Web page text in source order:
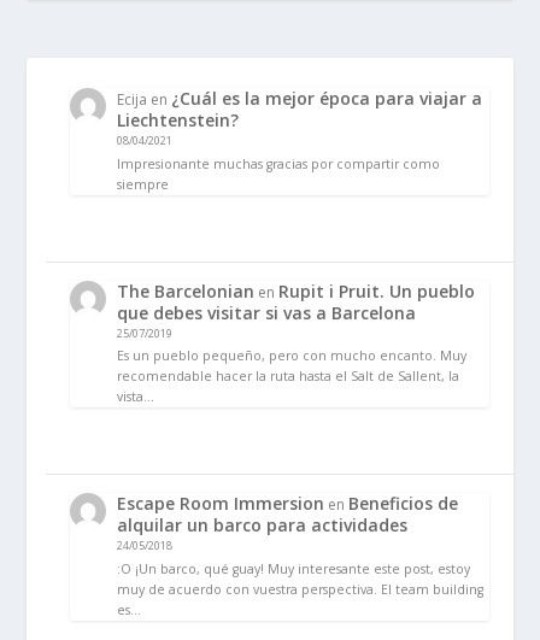
Ecija en ¿Cuál es la mejor época para viajar a
Liechtenstein?
08/04/2021
Impresionante muchas gracias por compartir como
siempre
The Barcelonian en Rupit i Pruit. Un pueblo
que debes visitar si vas a Barcelona
25/07/2019
Es un pueblo pequeño, pero con mucho encanto. Muy
recomendable hacer la ruta hasta el Salt de Sallent, la
vista…
Escape Room Immersion en Beneficios de
alquilar un barco para actividades
24/05/2018
:O ¡Un barco, qué guay! Muy interesante este post, estoy
muy de acuerdo con vuestra perspectiva. El team building
es…